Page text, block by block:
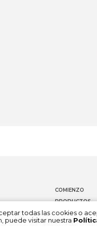
COMIENZO
PRODUCTOS
SOBRE
todas las cookies o
puede visitar nuestra